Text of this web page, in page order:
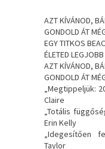
AZT ​KÍVÁNOD,
GONDOLD ÁT
EGY TITKOS
ÉLETED
AZT KÍVÁNOD,
GONDOLD ÁT
„Megtippeljük:
Claire
„Totális
Erin Kelly
„Idegesítően
Taylor